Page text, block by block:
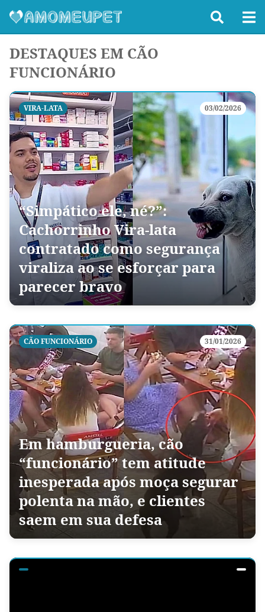
DESTAQUES EM CÃO
FUNCIONÁRIO
VIRA-LATA 03/02/2026
“Simpático ele, né?”:
Cachorrinho Vira-lata
contratado como segurança
viraliza ao se esforçar para
parecer bravo
CÃO FUNCIONÁRIO 31/01/2026
Em hamburgueria, cão
“funcionário” tem atitude
inesperada após moça segurar
polenta na mão, e clientes
saem em sua defesa